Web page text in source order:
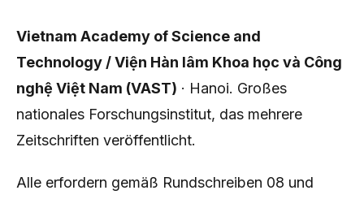
Vietnam Academy of Science and
Technology / Viện Hàn lâm Khoa học và Công
nghệ Việt Nam (VAST) · Hanoi. Großes
nationales Forschungsinstitut, das mehrere
Zeitschriften veröffentlicht.
Alle erfordern gemäß Rundschreiben 08 und